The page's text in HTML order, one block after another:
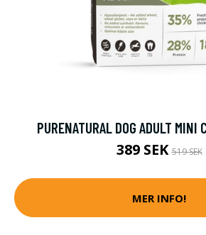
PURENATURAL DOG ADULT MINI
389 SEK519 SEK
MER INFO!